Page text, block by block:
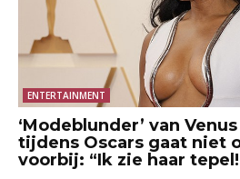
ENTERTAINMENT
‘Modeblunder’ van
tijdens Oscars gaat niet
voorbij: “Ik zie haar